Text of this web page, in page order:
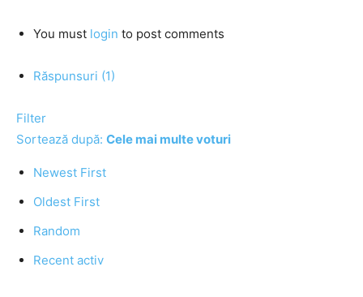
You must login to post comments
Răspunsuri (1)
Filter
Sortează după: Cele mai multe voturi
Newest First
Oldest First
Random
Recent activ